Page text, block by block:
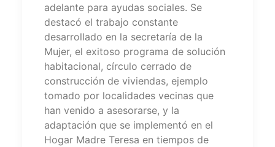
adelante para ayudas sociales. Se
destacó el trabajo constante
desarrollado en la secretaría de la
Mujer, el exitoso programa de solución
habitacional, círculo cerrado de
construcción de viviendas, ejemplo
tomado por localidades vecinas que
han venido a asesorarse, y la
adaptación que se implementó en el
Hogar Madre Teresa en tiempos de